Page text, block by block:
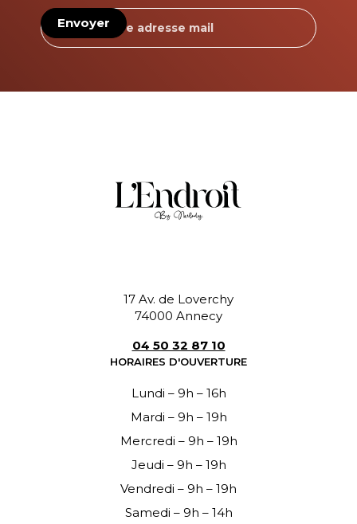
17 Av. de Loverchy
74000 Annecy
04 50 32 87 10
HORAIRES D'OUVERTURE
Lundi – 9h – 16h
Mardi – 9h – 19h
Mercredi – 9h – 19h
Jeudi – 9h – 19h
Vendredi – 9h – 19h
Samedi – 9h – 14h